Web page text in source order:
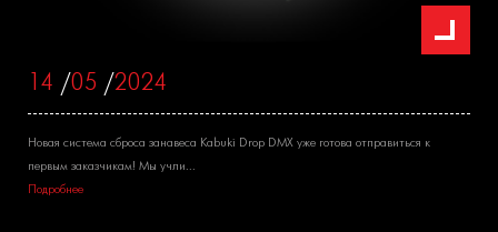
14 /05 /2024
Новая система сброса занавеса Kabuki Drop DMX уже готова отправиться к
первым заказчикам! Мы учли...
Подробнее